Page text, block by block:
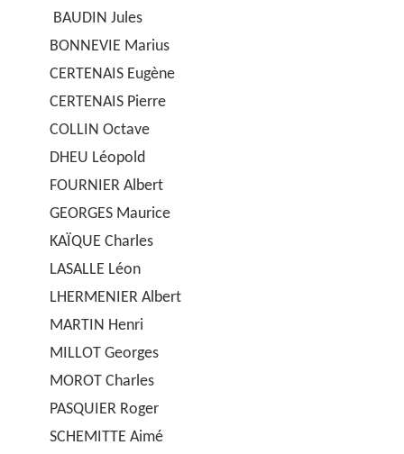
BAUDIN Jules
BONNEVIE Marius
CERTENAIS Eugène
CERTENAIS Pierre
COLLIN Octave
DHEU Léopold
FOURNIER Albert
GEORGES Maurice
KAÏQUE Charles
LASALLE Léon
LHERMENIER Albert
MARTIN Henri
MILLOT Georges
MOROT Charles
PASQUIER Roger
SCHEMITTE Aimé